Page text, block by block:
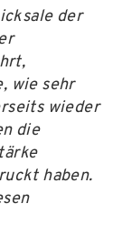
der
wie sehr
wieder
die
haben.